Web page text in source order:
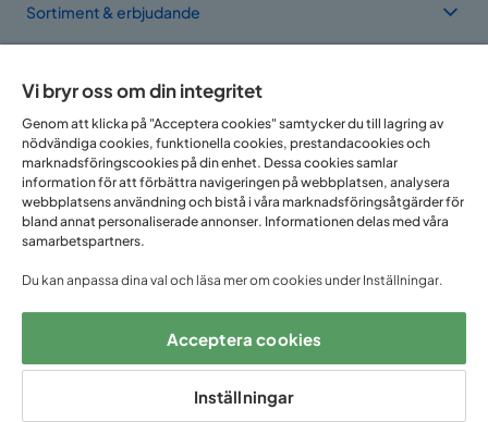
Sortiment & erbjudande
Om Trademax
Vi finns i flera länder
Följ oss på:
Vi bryr oss om din integritet
Genom att klicka på "Acceptera cookies" samtycker du till lagring av
nödvändiga cookies, funktionella cookies, prestandacookies och
marknadsföringscookies på din enhet. Dessa cookies samlar
information för att förbättra navigeringen på webbplatsen, analysera
webbplatsens användning och bistå i våra marknadsföringsåtgärder för
bland annat personaliserade annonser. Informationen delas med våra
samarbetspartners.
Du kan anpassa dina val och läsa mer om cookies under Inställningar.
Acceptera cookies
Inställningar